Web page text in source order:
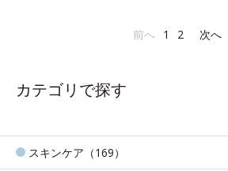
前へ 1 2 次へ
カテゴリで探す
スキンケア（169）